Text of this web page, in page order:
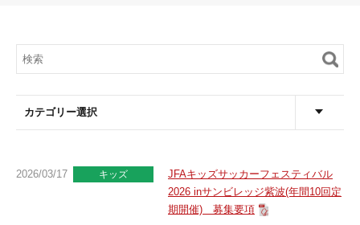
カテゴリー選択
2026/03/17 キッズ
JFAキッズサッカーフェスティバル
2026 inサンビレッジ紫波(年間10回定
期開催) 募集要項